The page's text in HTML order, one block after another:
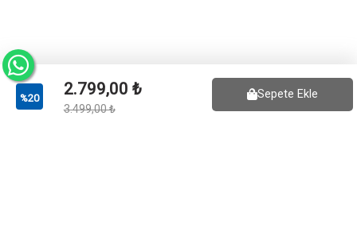
%20 2.799,00 ₺
3.499,00 ₺
Sepete Ekle